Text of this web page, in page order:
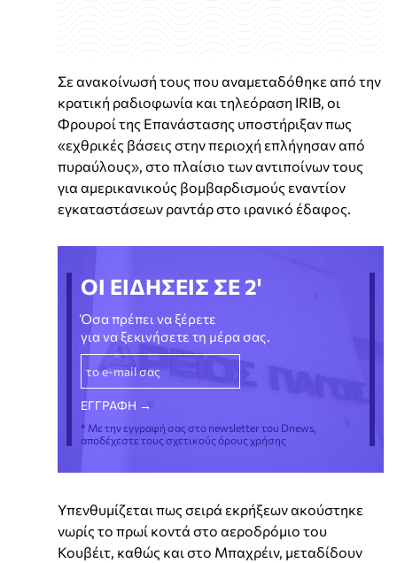
Σε ανακοίνωσή τους που αναμεταδόθηκε από την
κρατική ραδιοφωνία και τηλεόραση IRIB, οι
Φρουροί της Επανάστασης υποστήριξαν πως
«εχθρικές βάσεις στην περιοχή επλήγησαν από
πυραύλους», στο πλαίσιο των αντιποίνων τους
για αμερικανικούς βομβαρδισμούς εναντίον
εγκαταστάσεων ραντάρ στο ιρανικό έδαφος.
ΟΙ ΕΙΔΗΣΕΙΣ ΣΕ 2'
Όσα πρέπει να ξέρετε
για να ξεκινήσετε τη μέρα σας.
* Με την εγγραφή σας στο newsletter του Dnews,
αποδέχεστε τους σχετικούς όρους χρήσης
Υπενθυμίζεται πως σειρά εκρήξεων ακούστηκε
νωρίς το πρωί κοντά στο αεροδρόμιο του
Κουβέιτ, καθώς και στο Μπαχρέιν, μεταδίδουν